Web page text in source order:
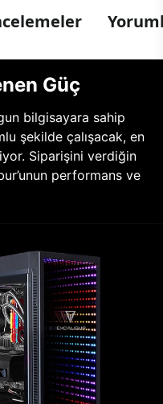
Güç
bilgisayara sahip
şekilde çalışacak, en
Siparişini verdiğin
performans ve